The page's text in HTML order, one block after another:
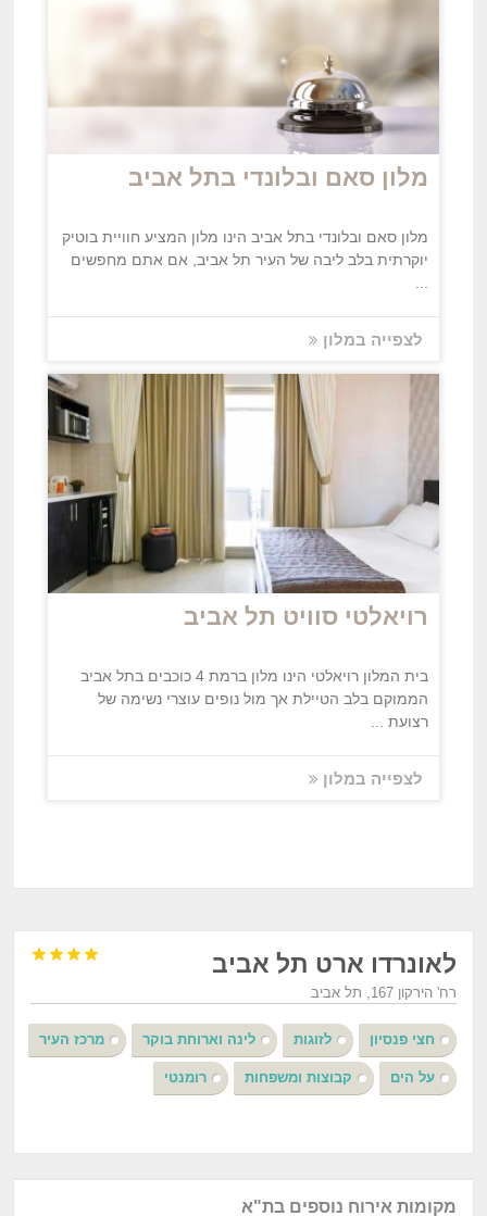
מלון סאם ובלונדי בתל אביב
מלון סאם ובלונדי בתל אביב הינו מלון המציע חוויית בוטיק
יוקרתית בלב ליבה של העיר תל אביב, אם אתם מחפשים
...
לצפייה במלון
רויאלטי סוויט תל אביב
בית המלון רויאלטי הינו מלון ברמת 4 כוכבים בתל אביב
הממוקם בלב הטיילת אך מול נופים עוצרי נשימה של
רצועת ...
לצפייה במלון
לאונרדו ארט תל אביב 



רח' הירקון 167, תל אביב
חצי פנסיון לזוגות לינה וארוחת בוקר מרכז העיר
על הים קבוצות ומשפחות רומנטי
מקומות אירוח נוספים בת"א